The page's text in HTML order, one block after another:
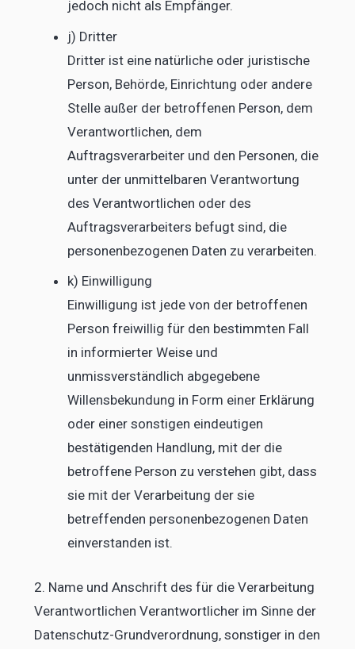
jedoch nicht als Empfänger.
j) Dritter
Dritter ist eine natürliche oder juristische
Person, Behörde, Einrichtung oder andere
Stelle außer der betroffenen Person, dem
Verantwortlichen, dem
Auftragsverarbeiter und den Personen, die
unter der unmittelbaren Verantwortung
des Verantwortlichen oder des
Auftragsverarbeiters befugt sind, die
personenbezogenen Daten zu verarbeiten.
k) Einwilligung
Einwilligung ist jede von der betroffenen
Person freiwillig für den bestimmten Fall
in informierter Weise und
unmissverständlich abgegebene
Willensbekundung in Form einer Erklärung
oder einer sonstigen eindeutigen
bestätigenden Handlung, mit der die
betroffene Person zu verstehen gibt, dass
sie mit der Verarbeitung der sie
betreffenden personenbezogenen Daten
einverstanden ist.
2. Name und Anschrift des für die Verarbeitung
Verantwortlichen Verantwortlicher im Sinne der
Datenschutz-Grundverordnung, sonstiger in den